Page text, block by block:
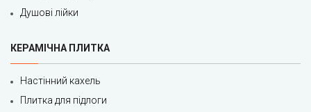
Душові лійки
КЕРАМІЧНА ПЛИТКА
Настінний кахель
Плитка для підлоги